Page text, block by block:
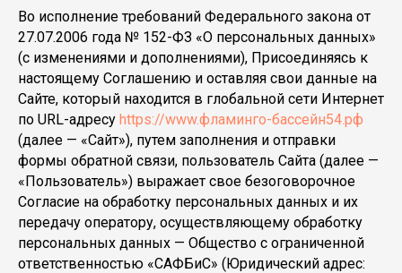
Во исполнение требований Федерального закона от
27.07.2006 года № 152-ФЗ «О персональных данных»
(с изменениями и дополнениями), Присоединяясь к
настоящему Соглашению и оставляя свои данные на
Сайте, который находится в глобальной сети Интернет
по URL-адресу https://www.фламинго-бассейн54.рф
(далее — «Сайт»), путем заполнения и отправки
формы обратной связи, пользователь Сайта (далее —
«Пользователь») выражает свое безоговорочное
Согласие на обработку персональных данных и их
передачу оператору, осуществляющему обработку
персональных данных — Общество с ограниченной
ответственностью «САФБиС» (Юридический адрес: